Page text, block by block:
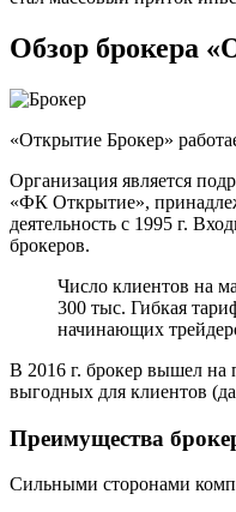
Обзор брокера
«Открытие Брокер»
Организация является
«ФК Открытие»,
деятельность с 1995 г.
брокеров.
Число клиентов на
300 тыс. Гибкая
начинающих
В 2016 г. брокер вышел на
выгодных для клиентов
Преимущества
Сильными сторонами